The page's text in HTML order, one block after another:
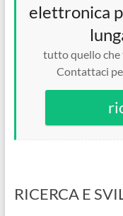
elettronica
tutto quello che
Contattaci
RICERCA E